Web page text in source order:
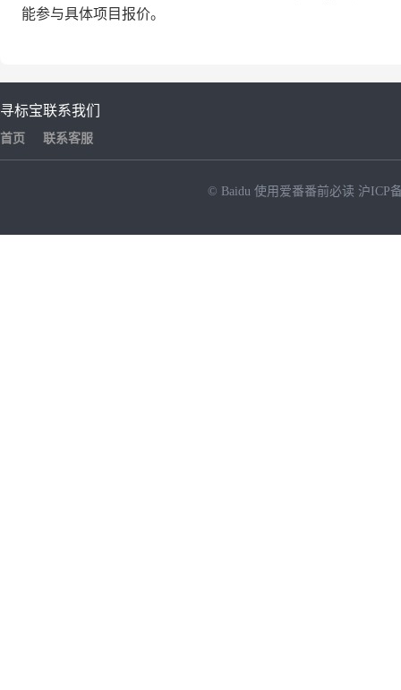
能参与具体项目报价。
寻标宝
首页
联系我们
联系客服
© Baidu 使用爱番番前必读 沪ICP